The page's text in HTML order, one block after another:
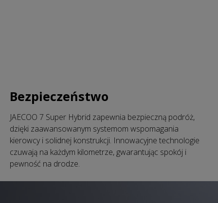
Bezpieczeństwo
JAECOO 7 Super Hybrid zapewnia bezpieczną podróż,
dzięki zaawansowanym systemom wspomagania
kierowcy i solidnej konstrukcji. Innowacyjne technologie
czuwają na każdym kilometrze, gwarantując spokój i
pewność na drodze.